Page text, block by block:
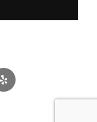
Yelp